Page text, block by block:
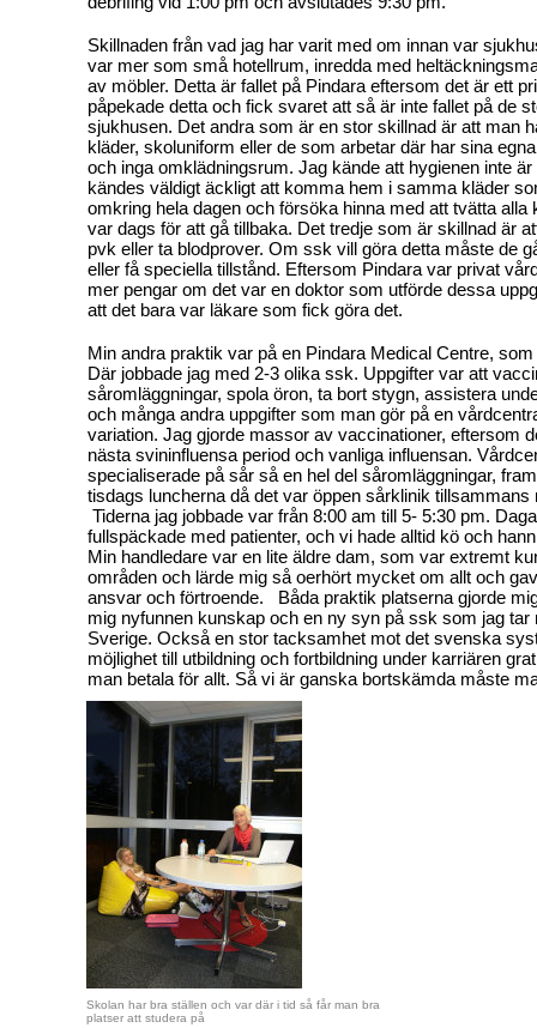
Skillnaden från vad jag har varit med om innan var
var mer som små hotellrum, inredda med
av möbler. Detta är fallet på Pindara eftersom det är ett
påpekade detta och fick svaret att så är inte fallet på de
sjukhusen. Det andra som är en stor skillnad är att man
kläder, skoluniform eller de som arbetar där har sina
och inga omklädningsrum. Jag kände att hygienen inte
kändes väldigt äckligt att komma hem i samma kläder
omkring hela dagen och försöka hinna med att tvätta alla
var dags för att gå tillbaka. Det tredje som är skillnad är
pvk eller ta blodprover. Om ssk vill göra detta måste de
eller få speciella tillstånd. Eftersom Pindara var privat
mer pengar om det var en doktor som utförde dessa
att det bara var läkare som fick göra det.
Min andra praktik var på en Pindara Medical Centre,
Där jobbade jag med 2-3 olika ssk. Uppgifter var att
såromläggningar, spola öron, ta bort stygn, assistera
och många andra uppgifter som man gör på en
variation. Jag gjorde massor av vaccinationer, eftersom
nästa svininfluensa period och vanliga influensan.
specialiserade på sår så en hel del såromläggningar,
tisdags luncherna då det var öppen sårklinik tillsammans
Tiderna jag jobbade var från 8:00 am till 5- 5:30 pm.
fullspäckade med patienter, och vi hade alltid kö och
Min handledare var en lite äldre dam, som var extremt
områden och lärde mig så oerhört mycket om allt och
ansvar och förtroende. Båda praktik platserna gjorde
mig nyfunnen kunskap och en ny syn på ssk som jag tar
Sverige. Också en stor tacksamhet mot det svenska
möjlighet till utbildning och fortbildning under karriären
man betala för allt. Så vi är ganska bortskämda måste
Skolan har bra ställen och var där i tid så får man bra
platser att studera på